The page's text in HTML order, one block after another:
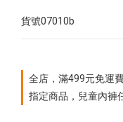
貨號07010b
全店，滿499元免運
指定商品，兒童內褲